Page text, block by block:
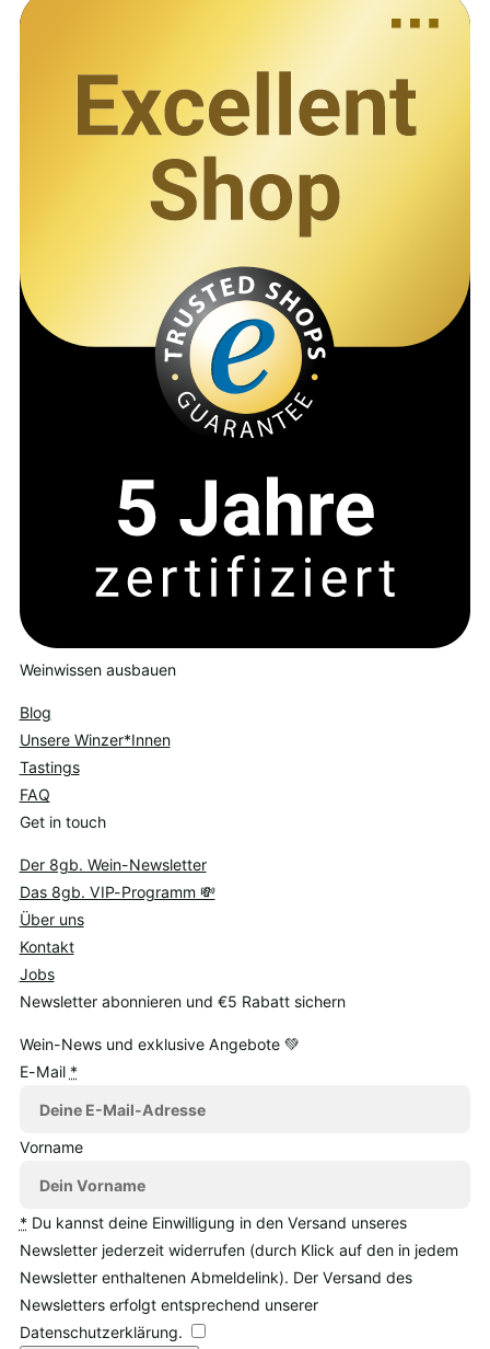
Weinwissen ausbauen
Blog
Unsere Winzer*Innen
Tastings
FAQ
Get in touch
Der 8gb. Wein-Newsletter
Das 8gb. VIP-Programm 💸
Über uns
Kontakt
Jobs
Newsletter abonnieren und €5 Rabatt sichern
Wein-News und exklusive Angebote 💚
E-Mail *
Vorname
* Du kannst deine Einwilligung in den Versand unseres
Newsletter jederzeit widerrufen (durch Klick auf den in jedem
Newsletter enthaltenen Abmeldelink). Der Versand des
Newsletters erfolgt entsprechend unserer
Datenschutzerklärung.